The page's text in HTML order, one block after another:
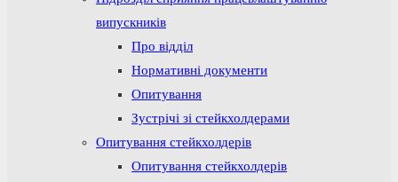
випускників
Про відділ
Нормативні документи
Опитування
Зустрічі зі стейкхолдерами
Опитування стейкхолдерів
Опитування стейкхолдерів